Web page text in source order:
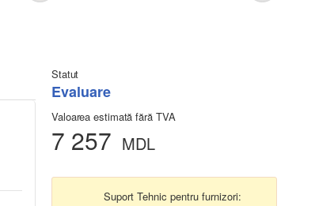
Statut
Evaluare
Valoarea estimată fără TVA
7 257 MDL
Suport Tehnic pentru furnizori: